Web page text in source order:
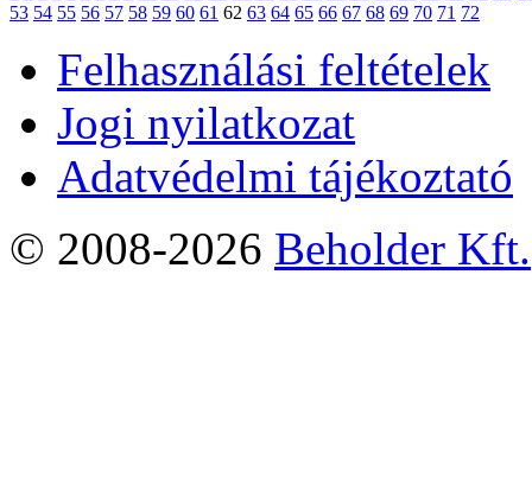
53 54 55 56 57 58 59 60 61 62 63 64 65 66 67 68 69 70 71 72
Felhasználási feltételek
Jogi nyilatkozat
Adatvédelmi tájékoztató
© 2008-2026 Beholder Kft.